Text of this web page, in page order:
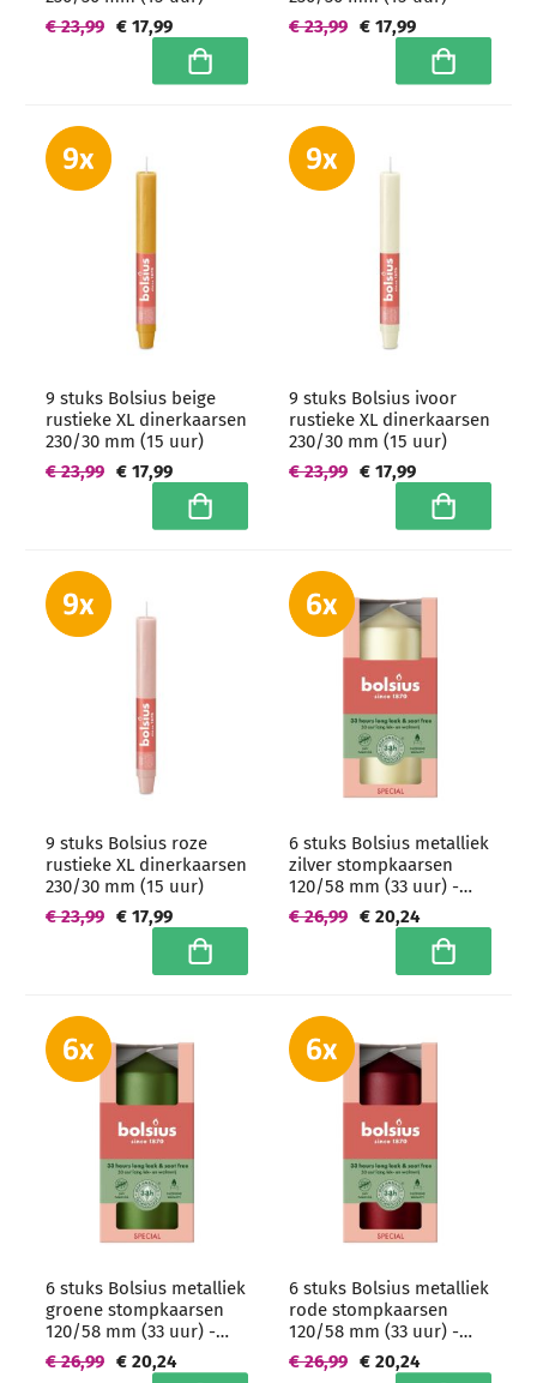
€ 17,99
€ 23,99
In winkelwagen
€ 17,99
€ 23,99
In
9 stuks Bolsius beige
rustieke XL dinerkaarsen
230/30 mm (15 uur)
€ 17,99
€ 23,99
In winkelwagen
9 stuks Bolsius ivoor
rustieke XL dinerkaarsen
230/30 mm (15 uur)
€ 17,99
€ 23,99
In
9 stuks Bolsius roze
rustieke XL dinerkaarsen
230/30 mm (15 uur)
€ 17,99
€ 23,99
In winkelwagen
6 stuks Bolsius metalliek
zilver stompkaarsen
120/58 mm (33 uur) -
grootverpakking
€ 20,24
€ 26,99
In
6 stuks Bolsius metalliek
groene stompkaarsen
120/58 mm (33 uur) -
grootverpakking
€ 20,24
€ 26,99
6 stuks Bolsius metalliek
rode stompkaarsen
120/58 mm (33 uur) -
grootverpakking
€ 20,24
€ 26,99